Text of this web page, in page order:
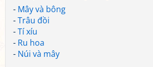
- Mây và bông
-Trâu đồi
-Tí xíu
- Ru hoa
- Núi và mây